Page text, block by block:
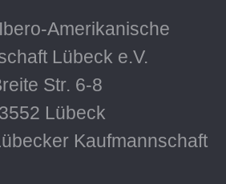
Amerikanische
Lübeck e.V.
Str. 6-8
Lübeck
Kaufmannschaft